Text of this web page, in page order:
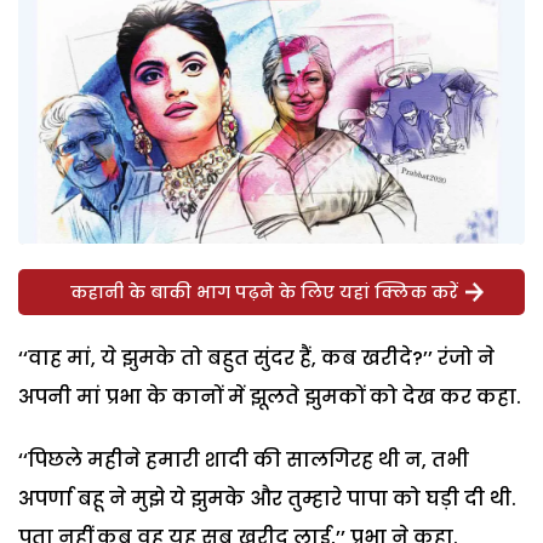
कहानी के बाकी भाग पढ़ने के लिए यहां क्लिक करें
‘‘वाह मां, ये झुमके तो बहुत सुंदर हैं, कब खरीदे?’’ रंजो ने
अपनी मां प्रभा के कानों में झूलते झुमकों को देख कर कहा.
‘‘पिछले महीने हमारी शादी की सालगिरह थी न, तभी
अपर्णा बहू ने मुझे ये झुमके और तुम्हारे पापा को घड़ी दी थी.
पता नहीं कब वह यह सब खरीद लाई,’’ प्रभा ने कहा.